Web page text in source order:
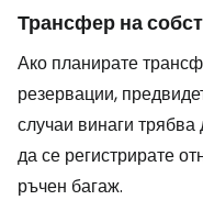
Трансфер на
Ако планирате
резервации,
случаи винаги трябва
да се регистрирате
ръчен багаж.